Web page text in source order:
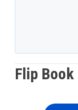
Flip Book